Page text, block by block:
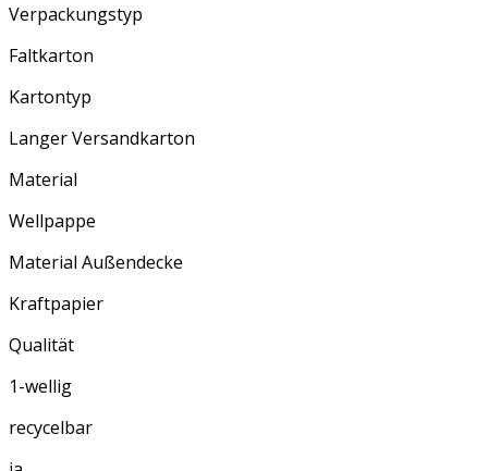
Verpackungstyp
Faltkarton
Kartontyp
Langer Versandkarton
Material
Wellpappe
Material Außendecke
Kraftpapier
Qualität
1-wellig
recycelbar